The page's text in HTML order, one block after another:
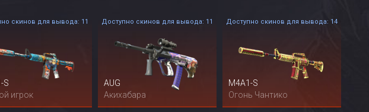
S
игрок
скинов для вывода: 11
AUG
Акихабара
Доступно скинов для вывода: 11
M4A1-S
Огонь Чантико
Доступно скинов для вывода: 14